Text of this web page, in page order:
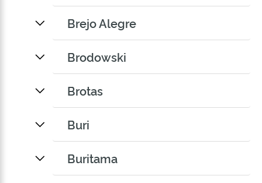
Brejo Alegre
Brodowski
Brotas
Buri
Buritama